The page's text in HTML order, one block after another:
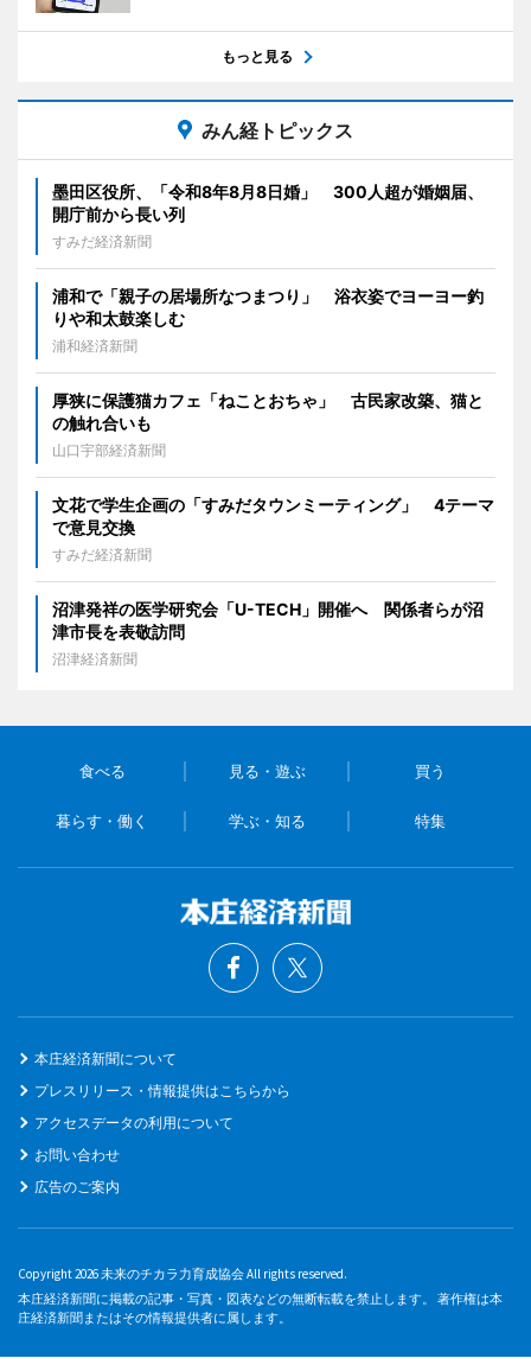
もっと見る
みん経トピックス
墨田区役所、「令和8年8月8日婚」 300人超が婚姻届、
開庁前から長い列
すみだ経済新聞
浦和で「親子の居場所なつまつり」 浴衣姿でヨーヨー釣
りや和太鼓楽しむ
浦和経済新聞
厚狭に保護猫カフェ「ねことおちゃ」 古民家改築、猫と
の触れ合いも
山口宇部経済新聞
文花で学生企画の「すみだタウンミーティング」 4テーマ
で意見交換
すみだ経済新聞
沼津発祥の医学研究会「U-TECH」開催へ 関係者らが沼
津市長を表敬訪問
沼津経済新聞
食べる 見る・遊ぶ 買う
暮らす・働く 学ぶ・知る 特集
本庄経済新聞について
プレスリリース・情報提供はこちらから
アクセスデータの利用について
お問い合わせ
広告のご案内
Copyright 2026 未来のチカラ力育成協会 All rights reserved.
本庄経済新聞に掲載の記事・写真・図表などの無断転載を禁止します。 著作権は本
庄経済新聞またはその情報提供者に属します。